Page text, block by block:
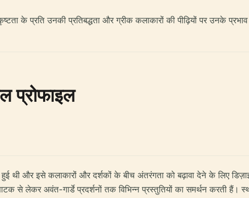
के प्रति उनकी प्रतिबद्धता और ग्रीक कलाकारों की पीढ़ियों पर उनके
प्रोफाइल
हुई थी और इसे कलाकारों और दर्शकों के बीच अंतरंगता को बढ़ावा देने के लिए
से लेकर अवंत-गार्डे प्रदर्शनों तक विभिन्न प्रस्तुतियों का समर्थन करती